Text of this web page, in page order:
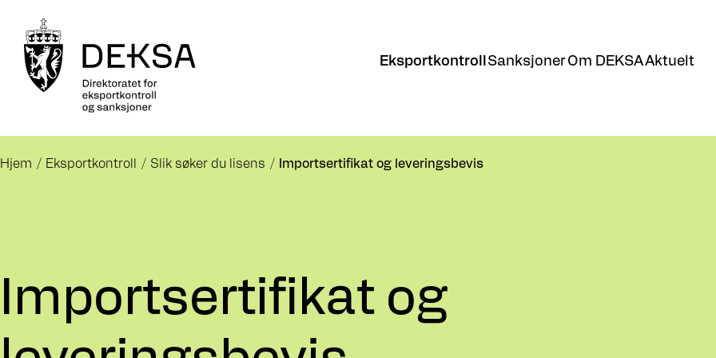
EksportkontrollSanksjonerOm DEKSAAktuelt
Hjem Eksportkontroll Slik søker du lisens Importsertifikat og leveringsbevis
Importsertifikat og